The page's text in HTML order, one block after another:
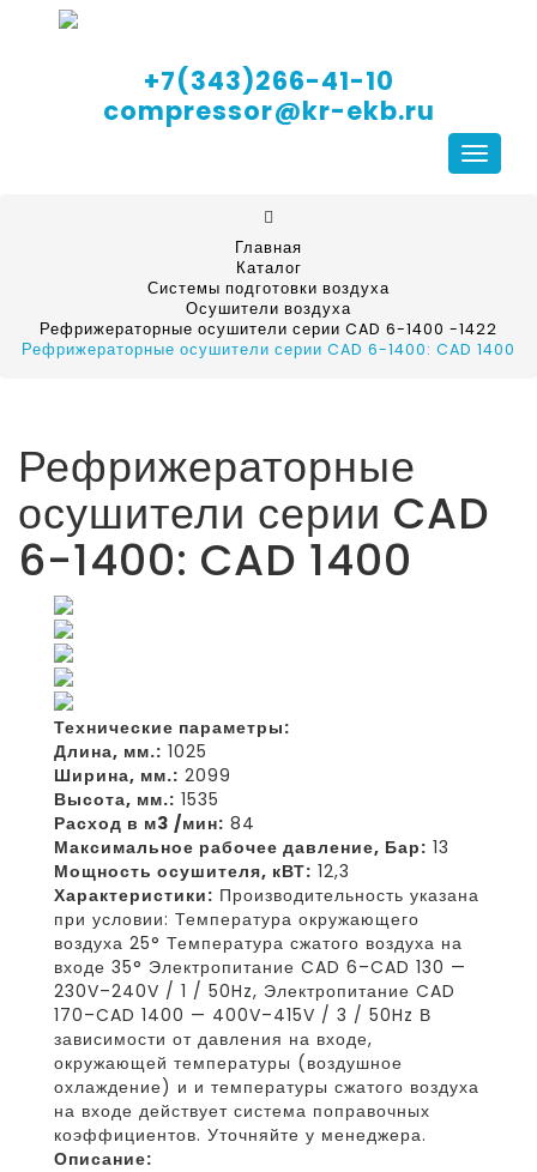
+7(343)266-41-10
compressor@kr-ekb.ru
Главная
Каталог
Системы подготовки воздуха
Осушители воздуха
Рефрижераторные осушители серии CAD 6-1400 -1422
Рефрижераторные осушители серии CAD 6-1400: CAD 1400
Рефрижераторные
осушители серии CAD
6-1400: CAD 1400
Технические параметры:
Длина, мм.: 1025
Ширина, мм.: 2099
Высота, мм.: 1535
Расход в м3 /мин: 84
Максимальное рабочее давление, Бар: 13
Мощность осушителя, кВТ: 12,3
Характеристики: Производительность указана
при условии: Температура окружающего
воздуха 25° Температура сжатого воздуха на
входе 35° Электропитание CAD 6–CAD 130 —
230V–240V / 1 / 50Hz, Электропитание CAD
170–CAD 1400 — 400V–415V / 3 / 50Hz В
зависимости от давления на входе,
окружающей температуры (воздушное
охлаждение) и и температуры сжатого воздуха
на входе действует система поправочных
коэффициентов. Уточняйте у менеджера.
Описание: